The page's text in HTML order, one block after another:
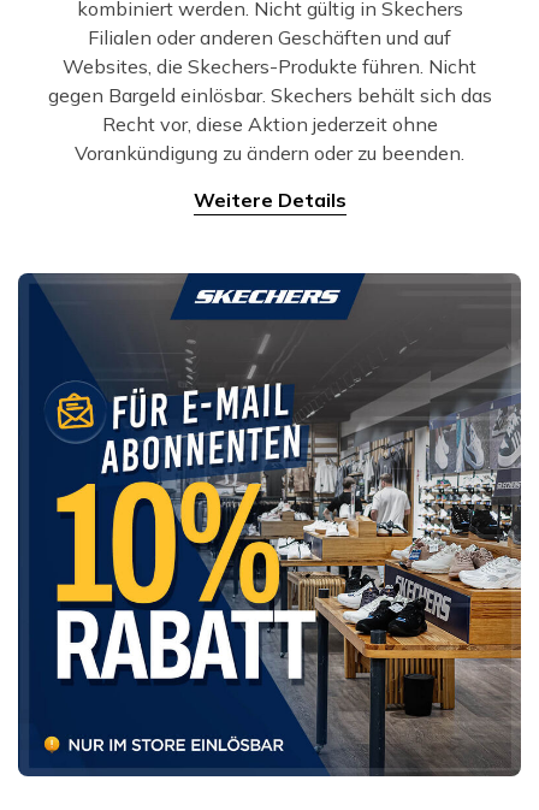
kombiniert werden. Nicht gültig in Skechers
Filialen oder anderen Geschäften und auf
Websites, die Skechers-Produkte führen. Nicht
gegen Bargeld einlösbar. Skechers behält sich das
Recht vor, diese Aktion jederzeit ohne
Vorankündigung zu ändern oder zu beenden.
Weitere Details